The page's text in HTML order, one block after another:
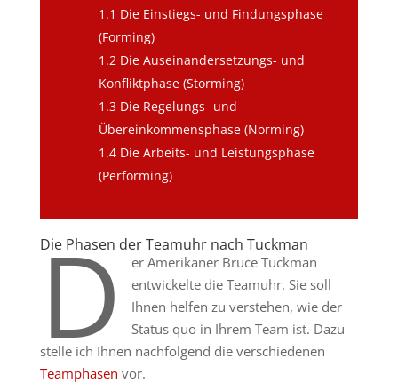
1.1 Die Einstiegs- und Findungsphase
(Forming)
1.2 Die Auseinandersetzungs- und
Konfliktphase (Storming)
1.3 Die Regelungs- und
Übereinkommensphase (Norming)
1.4 Die Arbeits- und Leistungsphase
(Performing)
Die Phasen der Teamuhr nach Tuckman
D
er Amerikaner Bruce Tuckman
entwickelte die Teamuhr. Sie soll
Ihnen helfen zu verstehen, wie der
Status quo in Ihrem Team ist. Dazu
stelle ich Ihnen nachfolgend die verschiedenen
Teamphasen vor.